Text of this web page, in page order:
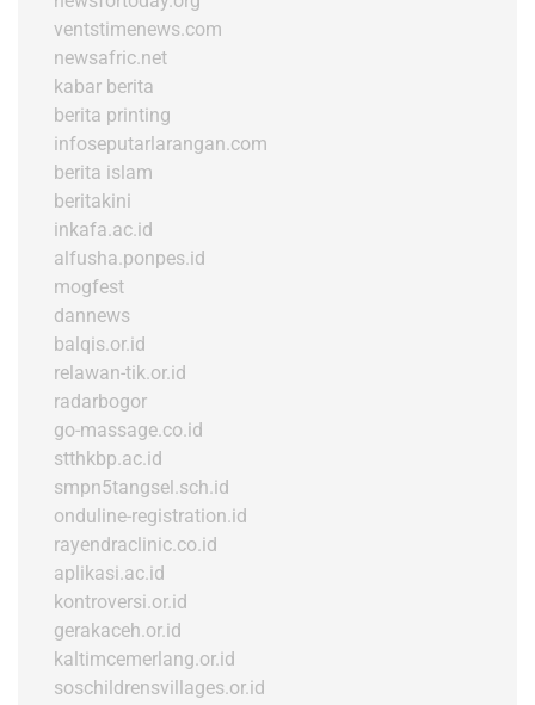
ventstimenews.com
newsafric.net
kabar berita
berita printing
infoseputarlarangan.com
berita islam
beritakini
inkafa.ac.id
alfusha.ponpes.id
mogfest
dannews
balqis.or.id
relawan-tik.or.id
radarbogor
go-massage.co.id
stthkbp.ac.id
smpn5tangsel.sch.id
onduline-registration.id
rayendraclinic.co.id
aplikasi.ac.id
kontroversi.or.id
gerakaceh.or.id
kaltimcemerlang.or.id
soschildrensvillages.or.id